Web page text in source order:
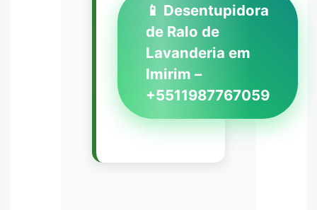
📱 Desentupidora
de Ralo de
Lavanderia em
Imirim –
+5511987767059